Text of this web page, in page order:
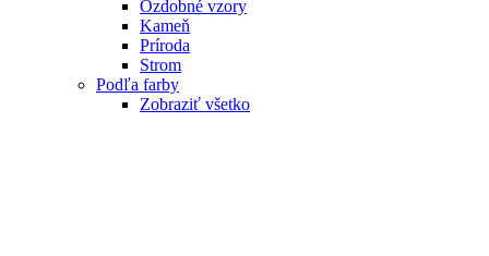
Ozdobné vzory
Kameň
Príroda
Strom
Podľa farby
Zobraziť všetko